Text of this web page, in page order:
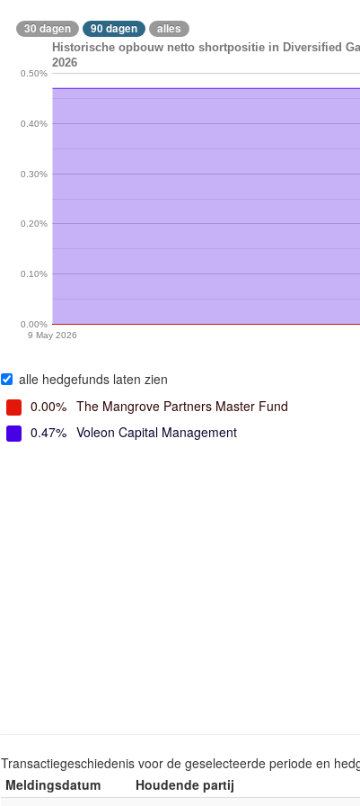
30 dagen 90 dagen alles
Historische opbouw netto shortpositie in Diversified
2026
9 May 2026
0.00%
0.10%
0.20%
0.30%
0.40%
0.50%
alle hedgefunds laten zien
0.00% The Mangrove Partners Master Fund
0.47% Voleon Capital Management
Transactiegeschiedenis voor de geselecteerde periode en
Meldingsdatum
Houdende partij